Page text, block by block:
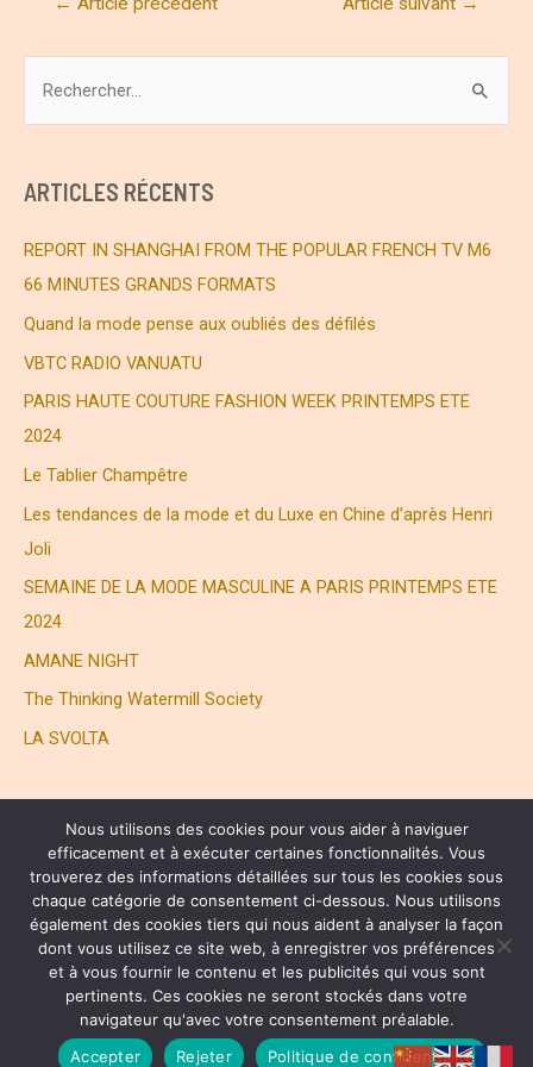
l’article
r
c
h
ARTICLES RÉCENTS
REPORT IN SHANGHAI FROM THE POPULAR FRENCH TV M6
66 MINUTES GRANDS FORMATS
Quand la mode pense aux oubliés des défilés
VBTC RADIO VANUATU
PARIS HAUTE COUTURE FASHION WEEK PRINTEMPS ETE
2024
Le Tablier Champêtre
Les tendances de la mode et du Luxe en Chine d’après Henri
Joli
SEMAINE DE LA MODE MASCULINE A PARIS PRINTEMPS ETE
2024
AMANE NIGHT
The Thinking Watermill Society
LA SVOLTA
® HENRI JOLI PARTNERS LTD. ALL RIGHTS RESERVED
Copyright © 2026 Henri Joli | 周易
Privacy Policy
Nous utilisons des cookies pour vous aider à naviguer
efficacement et à exécuter certaines fonctionnalités. Vous
trouverez des informations détaillées sur tous les cookies sous
chaque catégorie de consentement ci-dessous. Nous utilisons
également des cookies tiers qui nous aident à analyser la façon
dont vous utilisez ce site web, à enregistrer vos préférences
et à vous fournir le contenu et les publicités qui vous sont
pertinents. Ces cookies ne seront stockés dans votre
navigateur qu'avec votre consentement préalable.
Accepter
Rejeter Politique de confidentialité